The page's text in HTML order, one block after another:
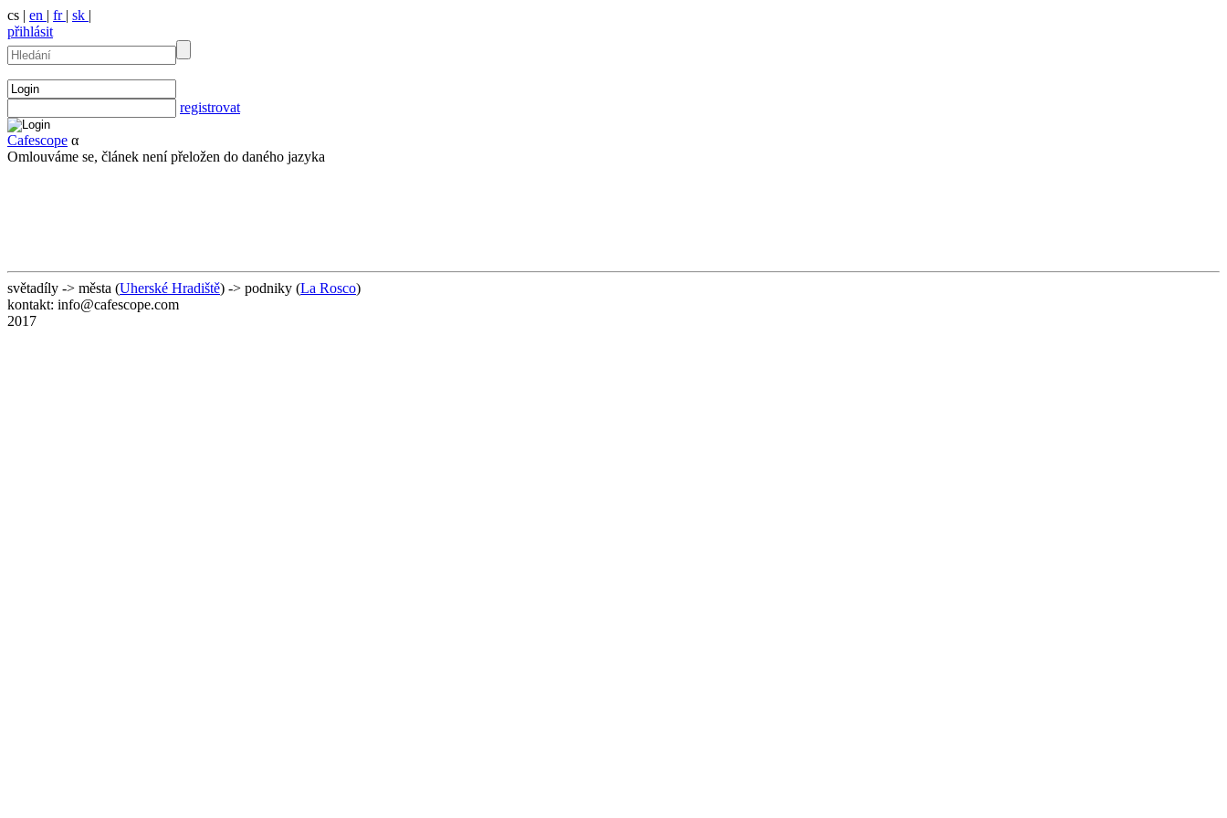
cs | en | fr | sk |
přihlásit
registrovat
Cafescope α
Omlouváme se, článek není přeložen do daného jazyka
světadíly -> města (Uherské Hradiště) -> podniky (La Rosco)
kontakt: info@cafescope.com
2017